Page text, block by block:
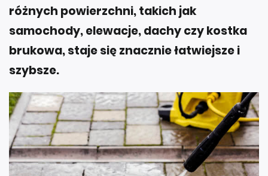
różnych powierzchni, takich jak
samochody, elewacje, dachy czy kostka
brukowa, staje się znacznie łatwiejsze i
szybsze.